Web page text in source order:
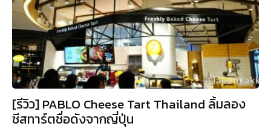
[รีวิว] PABLO Cheese Tart Thailand ลิ้มลอง
ชีสทาร์ตชื่อดังจากญี่ปุ่น